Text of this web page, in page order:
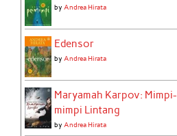
byAndrea Hirata
Edensor
byAndrea Hirata
Maryamah Karpov: Mimpi-
mimpi Lintang
byAndrea Hirata